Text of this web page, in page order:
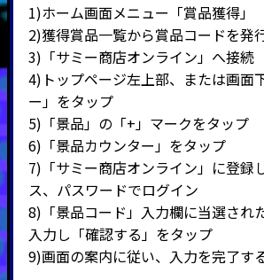
1)ホーム画面メニュー「賞品獲得」
2)獲得賞品一覧から賞品コードを発
3)「サミー商店オンライン」へ接続
4)トップページ左上部、または画面
ー」をタップ
5)「景品」の「+」マークをタップ
6)「景品カウンター」をタップ
7)「サミー商店オンライン」に登録
ス、パスワードでログイン
8)「景品コード」入力欄に当選され
入力し「確認する」をタップ
9)画面の案内に従い、入力を完了す